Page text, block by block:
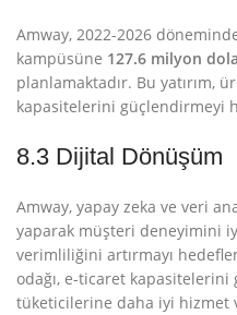
Amway, 2022-2026
kampüsüne 127.6 milyon
planlamaktadır. Bu yatırım,
kapasitelerini güçlendirmeyi
8.3 Dijital Dönüşüm
Amway, yapay zeka ve veri
yaparak müşteri deneyimini
verimliliğini artırmayı
odağı, e-ticaret
tüketicilerine daha iyi hizmet